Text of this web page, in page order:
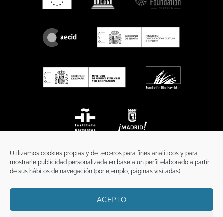
Utilizamos cookies propias y de terceros para fines analíticos y para
mostrarle publicidad personalizada en base a un perfil elaborado a partir
de sus hábitos de navegación (por ejemplo, páginas visitadas).
ACEPTO